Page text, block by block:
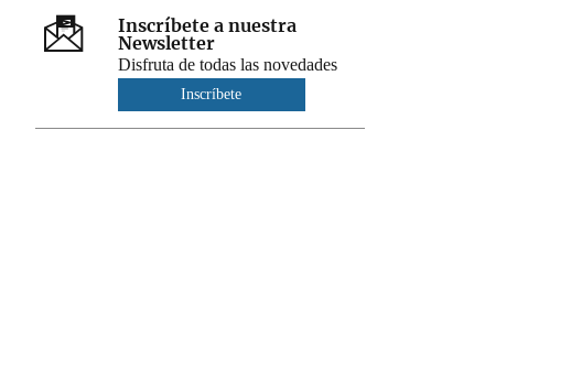
Inscríbete a nuestra
Newsletter
Disfruta de todas las novedades
Inscríbete